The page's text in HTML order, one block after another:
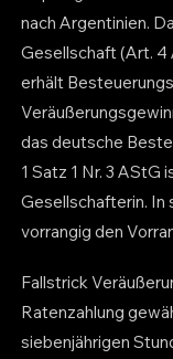
nach Argentinien.
Gesellschaft (Art. 4
erhält
das deutsche
1 Satz 1 Nr. 3
Gesellschafterin. In
vorrangig den
Fallstrick
Ratenzahlung
siebenjährigen